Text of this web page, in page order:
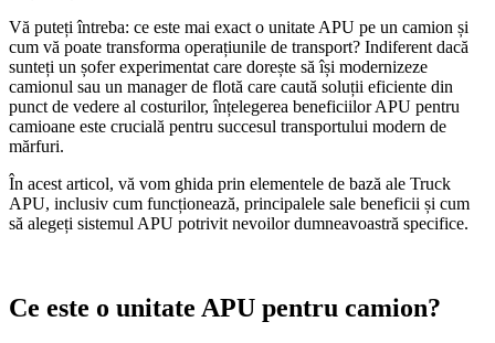
Vă puteți întreba: ce este mai exact o unitate APU pe un camion și
cum vă poate transforma operațiunile de transport? Indiferent dacă
sunteți un șofer experimentat care dorește să își modernizeze
camionul sau un manager de flotă care caută soluții eficiente din
punct de vedere al costurilor, înțelegerea beneficiilor APU pentru
camioane este crucială pentru succesul transportului modern de
mărfuri.
În acest articol, vă vom ghida prin elementele de bază ale Truck
APU, inclusiv cum funcționează, principalele sale beneficii și cum
să alegeți sistemul APU potrivit nevoilor dumneavoastră specifice.
Ce este o unitate APU pentru camion?